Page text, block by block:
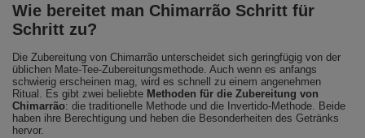
Wie bereitet man Chimarrão Schritt für
Schritt zu?
Die Zubereitung von Chimarrão unterscheidet sich geringfügig von der
üblichen Mate-Tee-Zubereitungsmethode. Auch wenn es anfangs
schwierig erscheinen mag, wird es schnell zu einem angenehmen
Ritual. Es gibt zwei beliebte Methoden für die Zubereitung von
Chimarrão: die traditionelle Methode und die Invertido-Methode. Beide
haben ihre Berechtigung und heben die Besonderheiten des Getränks
hervor.